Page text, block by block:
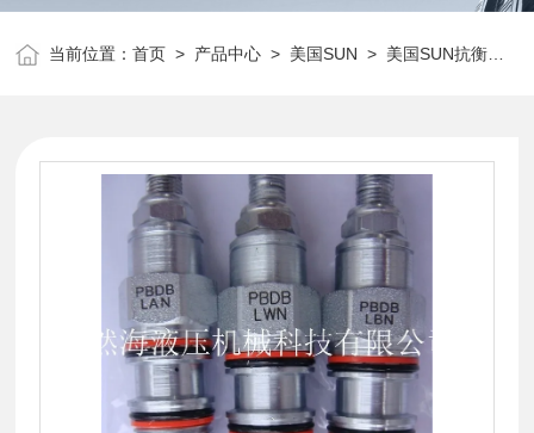
当前位置：首页 > 产品中心 > 美国SUN > 美国SUN抗衡阀